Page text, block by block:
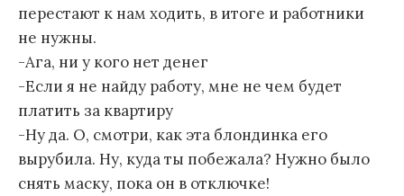
перестают к нам ходить, в итоге и работники
не нужны.
-Ага, ни у кого нет денег
-Если я не найду работу, мне не чем будет
платить за квартиру
-Ну да. О, смотри, как эта блондинка его
вырубила. Ну, куда ты побежала? Нужно было
снять маску, пока он в отключке!